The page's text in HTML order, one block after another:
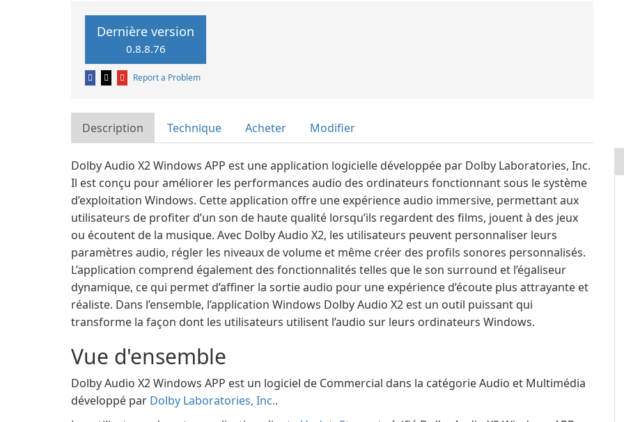
Dernière version
0.8.8.76
Report a Problem
Description Technique Acheter Modifier
Dolby Audio X2 Windows APP est une application logicielle développée par Dolby Laboratories, Inc.
Il est conçu pour améliorer les performances audio des ordinateurs fonctionnant sous le système
d’exploitation Windows. Cette application offre une expérience audio immersive, permettant aux
utilisateurs de profiter d’un son de haute qualité lorsqu’ils regardent des films, jouent à des jeux
ou écoutent de la musique. Avec Dolby Audio X2, les utilisateurs peuvent personnaliser leurs
paramètres audio, régler les niveaux de volume et même créer des profils sonores personnalisés.
L’application comprend également des fonctionnalités telles que le son surround et l’égaliseur
dynamique, ce qui permet d’affiner la sortie audio pour une expérience d’écoute plus attrayante et
réaliste. Dans l’ensemble, l’application Windows Dolby Audio X2 est un outil puissant qui
transforme la façon dont les utilisateurs utilisent l’audio sur leurs ordinateurs Windows.
Vue d'ensemble
Dolby Audio X2 Windows APP est un logiciel de Commercial dans la catégorie Audio et Multimédia
développé par Dolby Laboratories, Inc..